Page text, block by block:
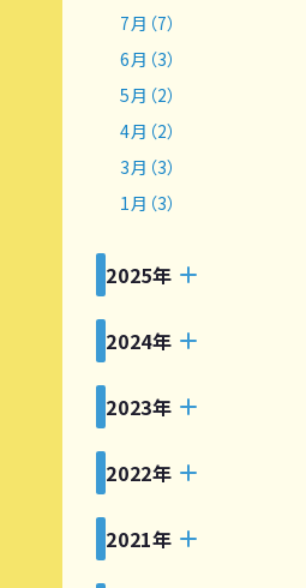
7月（7）
6月（3）
5月（2）
4月（2）
3月（3）
1月（3）
2025年
2024年
2023年
2022年
2021年